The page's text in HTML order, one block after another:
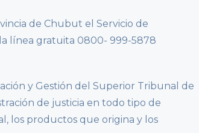
de Chubut el Servicio de
línea gratuita 0800- 999-5878
y Gestión del Superior Tribunal de
de justicia en todo tipo de
los productos que origina y los